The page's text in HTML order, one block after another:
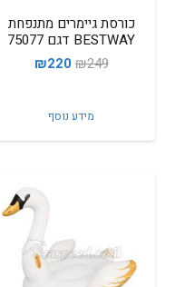
כורסת גיימרים מתנפחת
BESTWAY דגם 75077
₪249
המחיר
היה:
₪220
מידע נוסף